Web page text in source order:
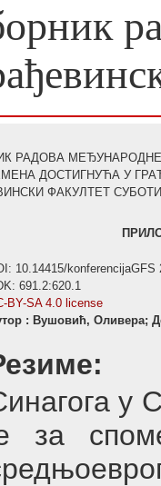
РАДОВА
ДОСТИГНУЋА У
ФАКУЛТЕТ
10.14415/konferencijaGFS
691.2:620.1
BY-SA 4.0 license
: Вушовић, Оливера;
у
за